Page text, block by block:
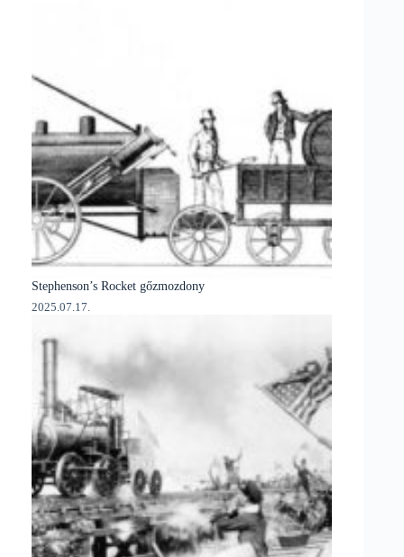
Stephenson’s Rocket gőzmozdony
2025.07.17.